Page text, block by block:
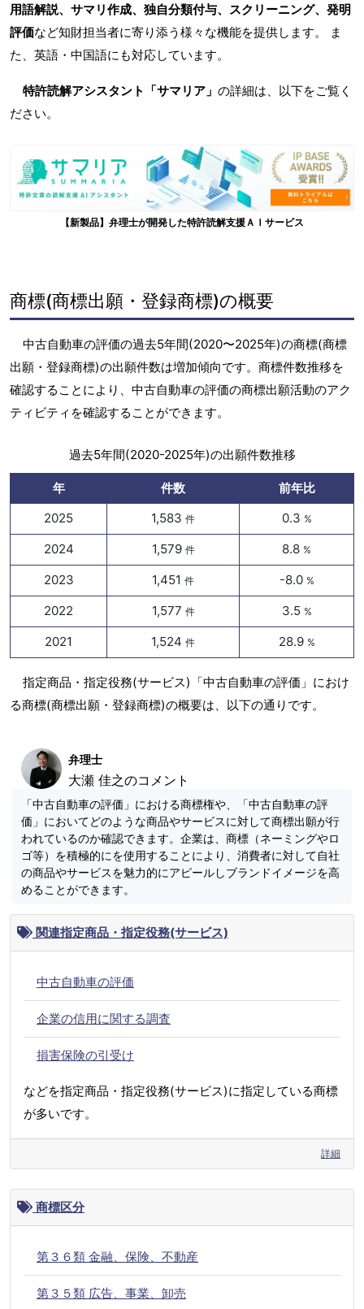
用語解説、サマリ作成、独自分類付与、スクリーニング、発明
評価など知財担当者に寄り添う様々な機能を提供します。 ま
た、英語・中国語にも対応しています。
特許読解アシスタント「サマリア」 の詳細は、以下をご覧く
ださい。
【新製品】弁理士が開発した特許読解支援ＡＩサービス
商標(商標出願・登録商標)の概要
中古自動車の評価の過去5年間(2020〜2025年)の商標(商標
出願・登録商標)の出願件数は増加傾向です。商標件数推移を
確認することにより、中古自動車の評価の商標出願活動のアク
ティビティを確認することができます。
過去5年間(2020-2025年)の出願件数推移
年 件数
前年比
2025
1,583 件 0.3 %
2024 1,579 件 8.8 %
2023 1,451 件 -8.0 %
2022 1,577 件 3.5 %
2021 1,524 件 28.9 %
指定商品・指定役務(サービス)「中古自動車の評価」におけ
る商標(商標出願・登録商標)の概要は、以下の通りです。
弁理士
大瀬 佳之のコメント
「中古自動車の評価」における商標権や、「中古自動車の評
価」においてどのような商品やサービスに対して商標出願が行
われているのか確認できます。企業は、商標（ネーミングやロ
ゴ等）を積極的にを使用することにより、消費者に対して自社
の商品やサービスを魅力的にアピールしブランドイメージを高
めることができます。
関連指定商品・指定役務(サービス)
中古自動車の評価
企業の信用に関する調査
損害保険の引受け
などを指定商品・指定役務(サービス)に指定している商標
が多いです。
詳細
商標区分
第３６類 金融、保険、不動産
第３５類 広告、事業、卸売